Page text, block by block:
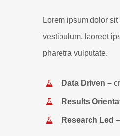
Lorem ipsum dolor
vestibulum, laoreet
pharetra vulputate.
Data Driven –
Results
Research Led –